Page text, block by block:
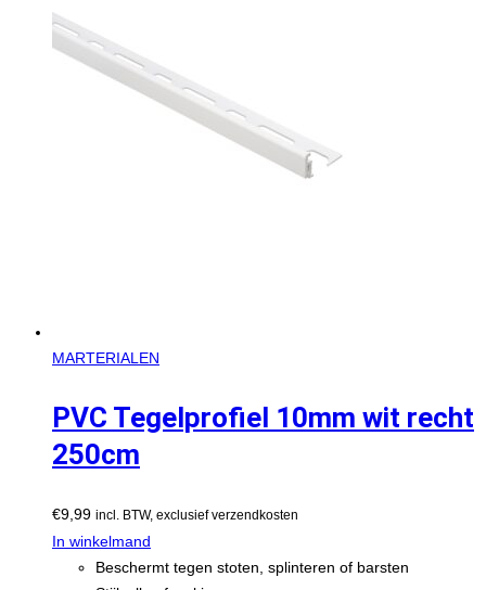
MARTERIALEN
PVC Tegelprofiel 10mm wit recht
250cm
€9,99 incl. BTW, exclusief verzendkosten
In winkelmand
Beschermt tegen stoten, splinteren of barsten